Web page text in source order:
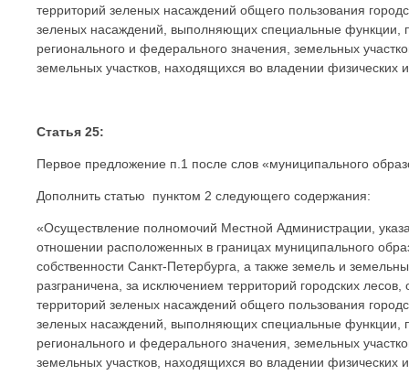
территорий зеленых насаждений общего пользования
зеленых насаждений, выполняющих специальные функции,
регионального и федерального значения, земельных
земельных участков, находящихся во владении физических
Статья 25:
Первое предложение п.1 после слов «муниципального
Дополнить статью пунктом 2 следующего содержания:
«Осуществление полномочий Местной Администрации,
отношении расположенных в границах муниципального
собственности Санкт-Петербурга, а также земель и
разграничена, за исключением территорий городских
территорий зеленых насаждений общего пользования
зеленых насаждений, выполняющих специальные функции,
регионального и федерального значения, земельных
земельных участков, находящихся во владении физических